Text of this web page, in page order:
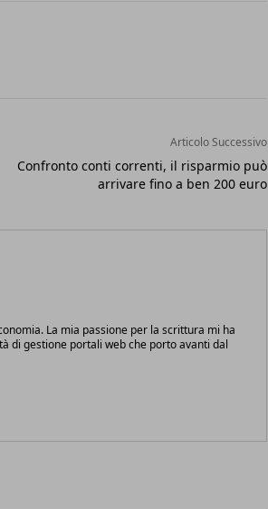
Articolo Successivo
Confronto conti correnti, il risparmio può
arrivare fino a ben 200 euro
La mia passione per la scrittura mi ha
di gestione portali web che porto avanti dal